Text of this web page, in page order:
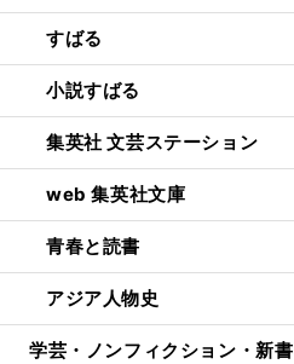
すばる
小説すばる
集英社 文芸ステーション
web 集英社文庫
青春と読書
アジア人物史
学芸・ノンフィクション・新書